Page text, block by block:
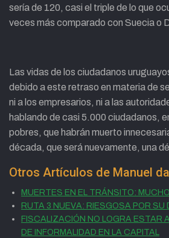
sería de 120, casi el triple de lo que
veces más comparado con Suecia o
Las vidas de los ciudadanos
debido a este retraso en materia de
ni a los empresarios, ni a las
hablando de casi 5.000 ciudadanos,
pobres, que habrán muerto
década, que será nuevamente, una
Otros Artículos de Manuel
MUERTES EN EL TRÁNSITO:
RUTA 3 NUEVA: RIESGOSA POR SU
FISCALIZACIÓN NO LOGRA ESTAR
DE INFORMALIDAD EN LA CAPITAL